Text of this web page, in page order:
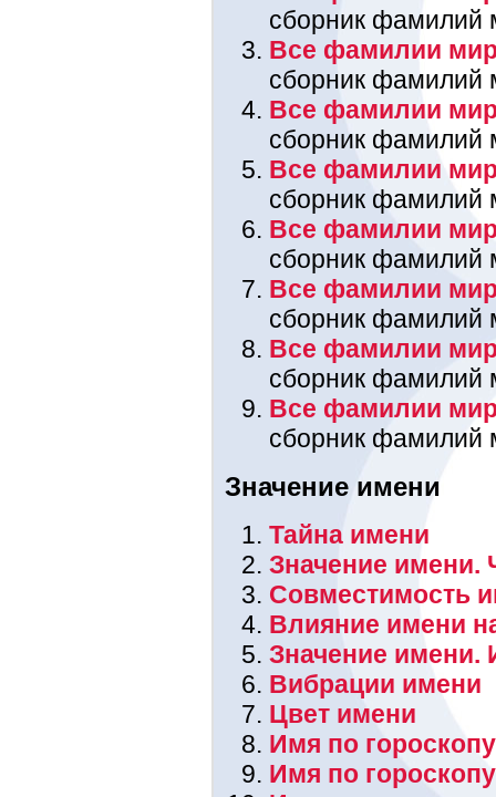
сборник фамилий
Все фамилии
сборник фамилий
Все фамилии
сборник фамилий
Все фамилии
сборник фамилий
Все фамилии
сборник фамилий
Все фамилии
сборник фамилий
Все фамилии
сборник фамилий
Все фамилии
сборник фамилий
Значение имени
Тайна имени
Значение имени.
Совместимость
Влияние имени
Значение имени.
Вибрации имени
Цвет имени
Имя по гороскопу
Имя по